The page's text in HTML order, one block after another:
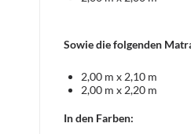
Sowie die folgenden
2,00 m x 2,10 m
2,00 m x 2,20 m
In den Farben: